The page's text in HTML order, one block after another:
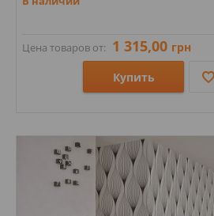
Цена товаров от: 1 315,00 грн
Купить
Стили: Под камень;